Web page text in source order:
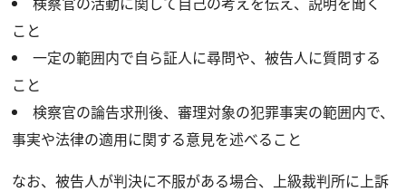
こと
一定の範囲内で自ら証人に尋問や、被告人に質問する
こと
検察官の論告求刑後、審理対象の犯罪事実の範囲内で、
事実や法律の適用に関する意見を述べること
なお、被告人が判決に不服がある場合、上級裁判所に上訴